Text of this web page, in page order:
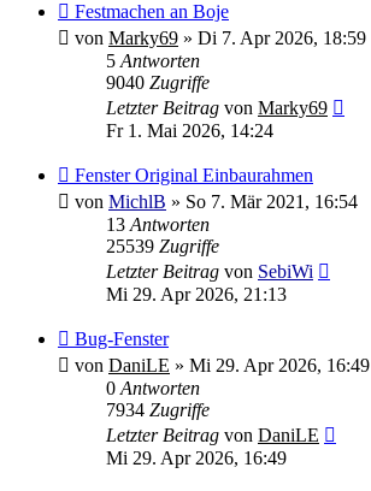
Festmachen an Boje
von Marky69 » Di 7. Apr 2026, 18:59
5 Antworten
9040 Zugriffe
Letzter Beitrag von Marky69
Fr 1. Mai 2026, 14:24
Fenster Original Einbaurahmen
von MichlB » So 7. Mär 2021, 16:54
13 Antworten
25539 Zugriffe
Letzter Beitrag von SebiWi
Mi 29. Apr 2026, 21:13
Bug-Fenster
von DaniLE » Mi 29. Apr 2026, 16:49
0 Antworten
7934 Zugriffe
Letzter Beitrag von DaniLE
Mi 29. Apr 2026, 16:49